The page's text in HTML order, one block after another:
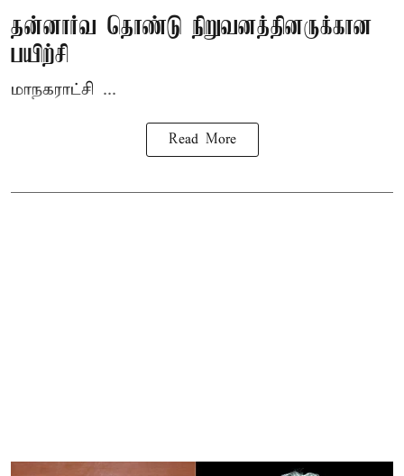
தன்னார்வ தொண்டு நிறுவனத்தினருக்கான
பயிற்சி
மாநகராட்சி ...
Read More